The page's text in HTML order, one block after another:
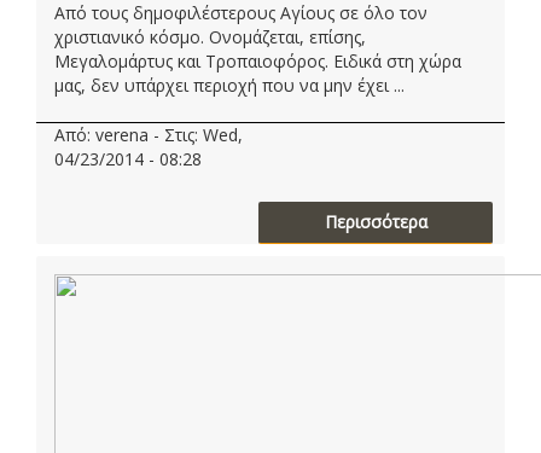
Από τους δημοφιλέστερους Αγίους σε όλο τον
χριστιανικό κόσμο. Ονομάζεται, επίσης,
Μεγαλομάρτυς και Τροπαιοφόρος. Ειδικά στη χώρα
μας, δεν υπάρχει περιοχή που να μην έχει ...
Από: verena - Στις: Wed,
04/23/2014 - 08:28
Περισσότερα